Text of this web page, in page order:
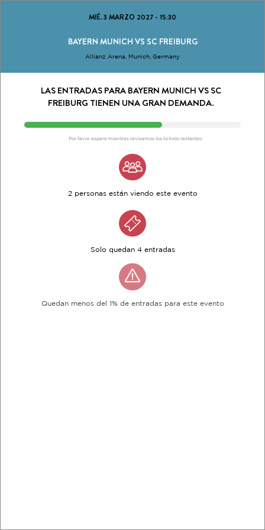
MIÉ. 3 MARZO 2027 - 15:30
BAYERN MUNICH VS SC FREIBURG
Allianz Arena, Munich, Germany
LAS ENTRADAS PARA BAYERN MUNICH VS SC
FREIBURG TIENEN UNA GRAN DEMANDA.
Por favor espere mientras revisamos los tickets restantes
2 personas están viendo este evento
Solo quedan 4 entradas
Quedan menos del 1% de entradas para este evento